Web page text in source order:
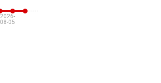
2026-
08-05